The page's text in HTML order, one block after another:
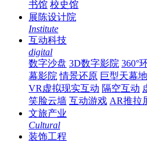
书馆 校史馆
展陈设计院
Institute
互动科技
digital
数字沙盘 3D数字影院 360°
幕影院 情景还原 巨型天幕
VR虚拟现实互动 隔空互动
笑脸云墙 互动游戏 AR推拉
文旅产业
Cultural
装饰工程